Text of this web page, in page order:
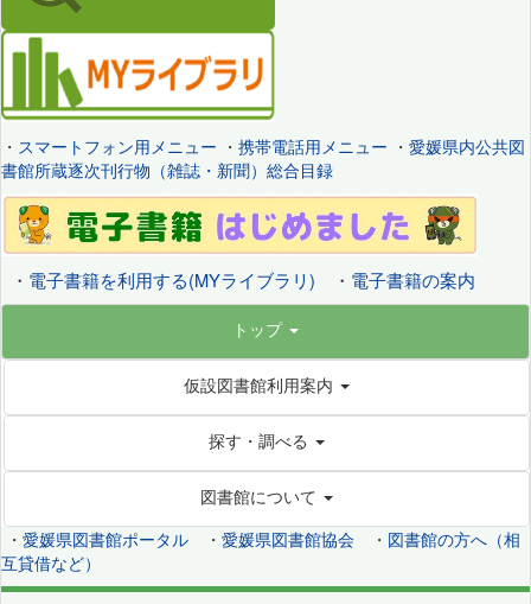
・ スマートフォン用メニュー ・ 携帯電話用メニュー ・ 愛媛県内公共図
書館所蔵逐次刊行物（雑誌・新聞）総合目録
・ 電子書籍を利用する(MYライブラリ) ・ 電子書籍の案内
トップ
仮設図書館利用案内
探す・調べる
図書館について
・ 愛媛県図書館ポータル ・ 愛媛県図書館協会 ・ 図書館の方へ（相
互貸借など）